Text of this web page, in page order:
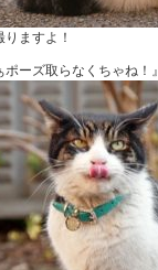
ますよ！
ポーズ取らなくちゃね！』